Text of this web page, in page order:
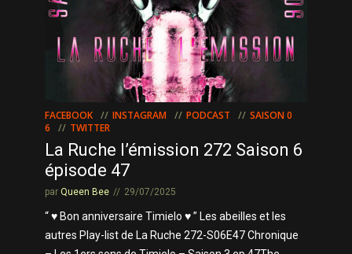
FACEBOOK INSTAGRAM PODCAST
SAISON 0
6
TWITTER
La Ruche l’émission 272 Saison 6
épisode 47
par Queen Bee 29/07/2025
“ ♥ Bon anniversaire Timielo ♥ ” Les abeilles et les
autres Play-list de La Ruche 272-S06E47 Chronique